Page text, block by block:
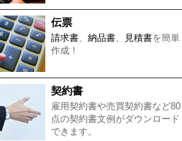
伝票
請求書、 納品書、 見積書を簡単
作成！
契約書
雇用契約書や売買契約書など80
点の契約書文例がダウンロード
できます。